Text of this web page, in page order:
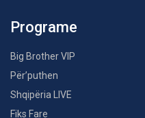
Programe
Big Brother VIP
Për’puthen
Shqipëria LIVE
Fiks Fare